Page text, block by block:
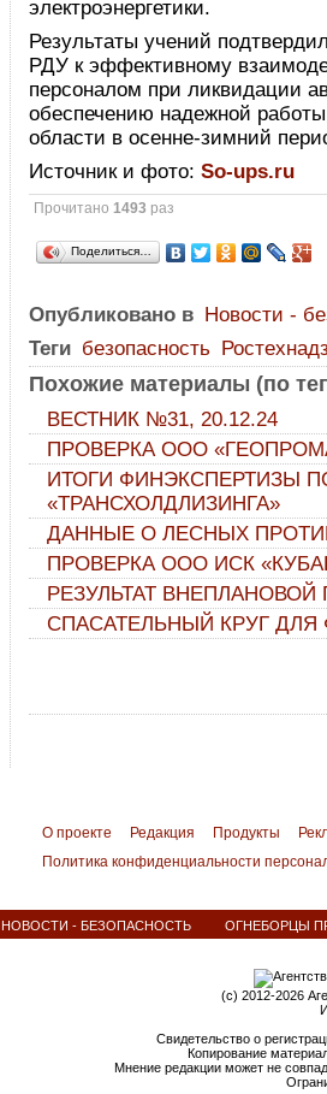
электроэнергетики.
Результаты учений
РДУ к эффективному
персоналом при ликвидации
обеспечению надежной
области в осенне-зимний
Источник и фото:So-ups.ru
Прочитано1493 раз
Поделиться…
Опубликовано в Новости -
Теги безопасность
Похожие материалы (по
ВЕСТНИК №31, 20.12.24
ПРОВЕРКА ООО
ИТОГИ ФИНЭКСПЕРТИЗЫ
«ТРАНСХОЛДЛИЗИНГА»
ДАННЫЕ О ЛЕСНЫХ
ПРОВЕРКА ООО ИСК
РЕЗУЛЬТАТ
СПАСАТЕЛЬНЫЙ КРУГ
О проекте Редакция Продукты
Политика конфиденциальности
НОВОСТИ - БЕЗОПАСНОСТЬ ОГНЕБОРЦЫ
(c) 2012-2026
Свидетельство о
Копирование
Мнение редакции может не